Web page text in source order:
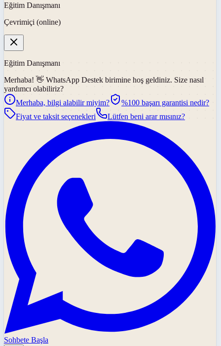
Eğitim Danışmanı
Çevrimiçi (online)
Eğitim Danışmanı
Merhaba! 👋 WhatsApp Destek birimine hoş geldiniz. Size nasıl
yardımcı olabiliriz?
Merhaba, bilgi alabilir miyim?
%100 başarı garantisi nedir?
Fiyat ve taksit seçenekleri
Lütfen beni arar mısınız?
Sohbete Başla